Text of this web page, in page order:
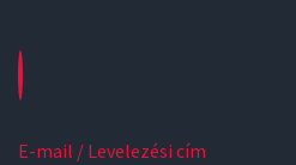
E-mail / Levelezési cím